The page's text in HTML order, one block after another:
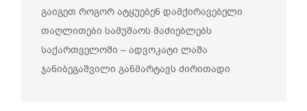
განმარტავს ძირითადი სქემებს და
თავის დაღწევის გზებს
გაიგეთ როგორ ატყუებენ დამქირავებელი
თაღლითები სამუშაოს მაძიებლებს
საქართველოში – ადვოკატი ლაშა
ჯანიბეგაშვილი განმარტავს ძირითადი